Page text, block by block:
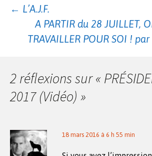
Navigation
des
articles
← L’A.J.F.
A PARTIR du 28 JUILLET,
TRAVAILLER POUR SOI !
2 réflexions sur «
2017 (Vidéo) »
18 mars 2016 à 6 h 55 min